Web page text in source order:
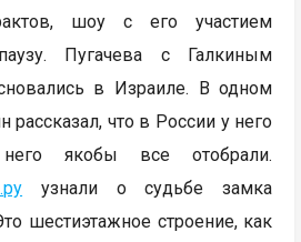
шоу с его участием
Пугачева с Галкиным
в Израиле. В одном
рассказал, что в России у него
якобы все отобрали.
узнали о судьбе замка
шестиэтажное строение, как